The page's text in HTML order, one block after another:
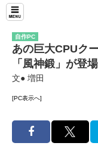
自作PC
あの巨大CPUク
「風神鍛」が登
文● 増田
[PC表示へ]